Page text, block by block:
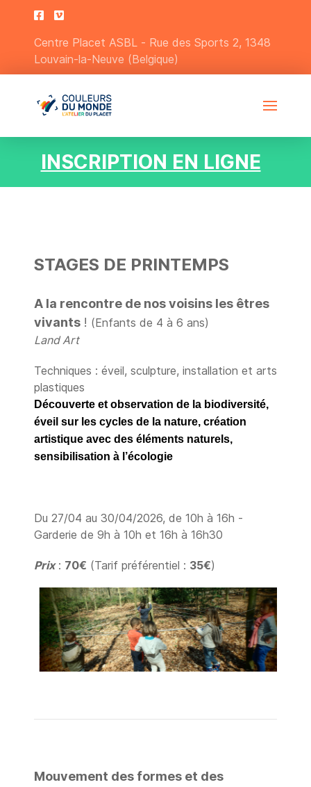
Centre Placet ASBL - Rue des Sports 2, 1348
Louvain-la-Neuve (Belgique)
INSCRIPTION EN LIGNE
STAGES DE PRINTEMPS
A la rencontre de nos voisins les êtres
vivants ! (Enfants de 4 à 6 ans)
Land Art
Techniques : éveil, sculpture, installation et arts
plastiques
Découverte et observation de la biodiversité,
éveil sur les cycles de la nature, création
artistique avec des éléments naturels,
sensibilisation à l’écologie
Du 27/04 au 30/04/2026, de 10h à 16h -
Garderie de 9h à 10h et 16h à 16h30
Prix: 70€ (Tarif préférentiel : 35€)
Mouvement des formes et des